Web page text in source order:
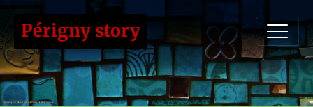
Périgny story